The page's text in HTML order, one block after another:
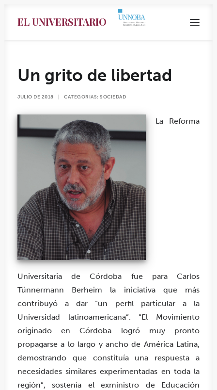
EL UNIVERSITARIO
Search
Un grito de libertad
JULIO DE 2018 CATEGORIAS: SOCIEDAD
La Reforma
Universitaria de Córdoba fue para Carlos
Tünnermann Berheim la iniciativa que más
contribuyó a dar “un perfil particular a la
Universidad latinoamericana”. “El Movimiento
originado en Córdoba logró muy pronto
propagarse a lo largo y ancho de América Latina,
demostrando que constituía una respuesta a
necesidades similares experimentadas en toda la
región”, sostenía el exministro de Educación